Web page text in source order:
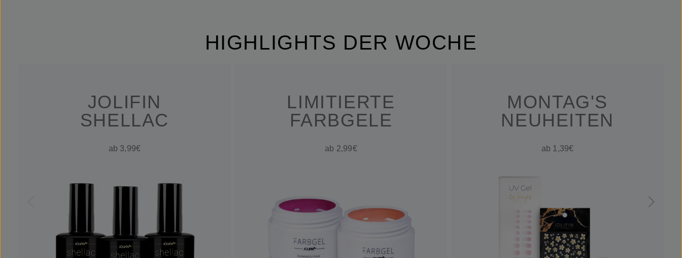
HIGHLIGHTS DER WOCHE
JOLIFIN
SHELLAC
ab 3,99€
LIMITIERTE
FARBGELE
ab 2,99€
MONTAG'S
NEUHEITEN
ab 1,39€